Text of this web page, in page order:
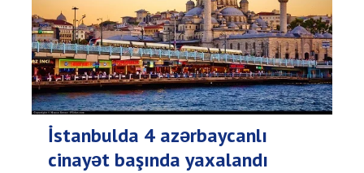
İstanbulda 4 azərbaycanlı
cinayət başında yaxalandı